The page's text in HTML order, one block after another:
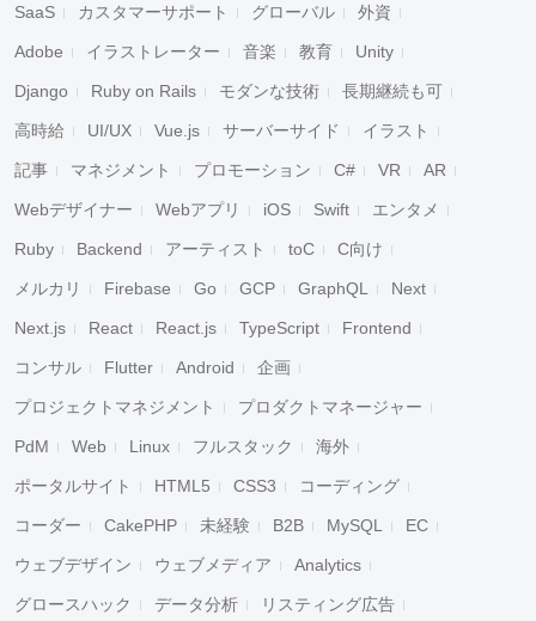
SaaS カスタマーサポート グローバル 外資
Adobe イラストレーター 音楽 教育 Unity
Django Ruby on Rails モダンな技術 長期継続も可
高時給 UI/UX Vue.js サーバーサイド イラスト
記事 マネジメント プロモーション C# VR AR
Webデザイナー Webアプリ iOS Swift エンタメ
Ruby Backend アーティスト toC C向け
メルカリ Firebase Go GCP GraphQL Next
Next.js React React.js TypeScript Frontend
コンサル Flutter Android 企画
プロジェクトマネジメント プロダクトマネージャー
PdM Web Linux フルスタック 海外
ポータルサイト HTML5 CSS3 コーディング
コーダー CakePHP 未経験 B2B MySQL EC
ウェブデザイン ウェブメディア Analytics
グロースハック データ分析 リスティング広告